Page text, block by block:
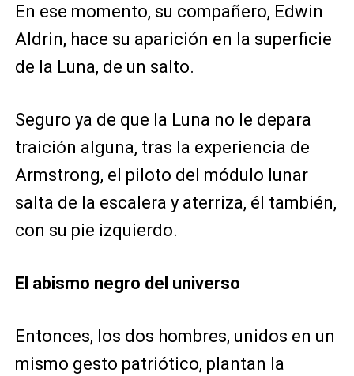
En ese momento, su compañero, Edwin
Aldrin, hace su aparición en la superficie
de la Luna, de un salto.
Seguro ya de que la Luna no le depara
traición alguna, tras la experiencia de
Armstrong, el piloto del módulo lunar
salta de la escalera y aterriza, él también,
con su pie izquierdo.
El abismo negro del universo
Entonces, los dos hombres, unidos en un
mismo gesto patriótico, plantan la